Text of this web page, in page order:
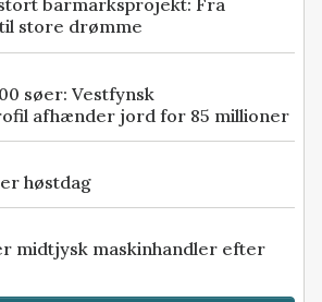
barmarksprojekt: Fra
store drømme
søer: Vestfynsk
afhænder jord for 85 millioner
høstdag
midtjysk maskinhandler efter